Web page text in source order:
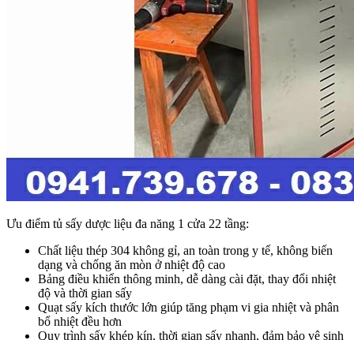
Ưu điểm tủ sấy dược liệu đa năng 1 cửa 22 tầng:
Chất liệu thép 304 không gỉ, an toàn trong y tế, không biến
dạng và chống ăn mòn ở nhiệt độ cao
Bảng điều khiển thông minh, dễ dàng cài đặt, thay đổi nhiệt
độ và thời gian sấy
Quạt sấy kích thước lớn giúp tăng phạm vi gia nhiệt và phân
bổ nhiệt đều hơn
Quy trình sấy khép kín, thời gian sấy nhanh, đảm bảo vệ sinh